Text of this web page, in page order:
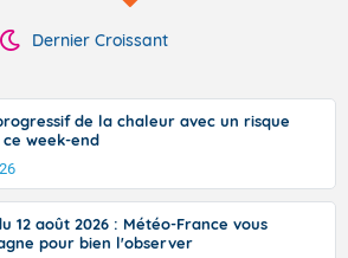
Dernier Croissant
de la chaleur avec un risque
week-end
12 août 2026 : Météo-France vous
pour bien l'observer